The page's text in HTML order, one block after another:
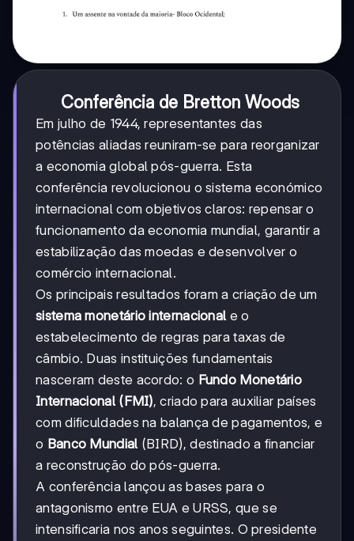
Conferência de Bretton Woods
Em julho de 1944, representantes das
potências aliadas reuniram-se para reorganizar
a economia global pós-guerra. Esta
conferência revolucionou o sistema económico
internacional com objetivos claros: repensar o
funcionamento da economia mundial, garantir a
estabilização das moedas e desenvolver o
comércio internacional.
Os principais resultados foram a criação de um
sistema monetário internacional e o
estabelecimento de regras para taxas de
câmbio. Duas instituições fundamentais
nasceram deste acordo: o Fundo Monetário
Internacional (FMI), criado para auxiliar países
com dificuldades na balança de pagamentos, e
o Banco Mundial (BIRD), destinado a financiar
a reconstrução do pós-guerra.
A conferência lançou as bases para o
antagonismo entre EUA e URSS, que se
intensificaria nos anos seguintes. O presidente